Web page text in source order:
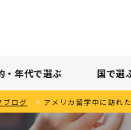
・年代で選ぶ 国で選
ブログ > アメリカ留学中に訪れ